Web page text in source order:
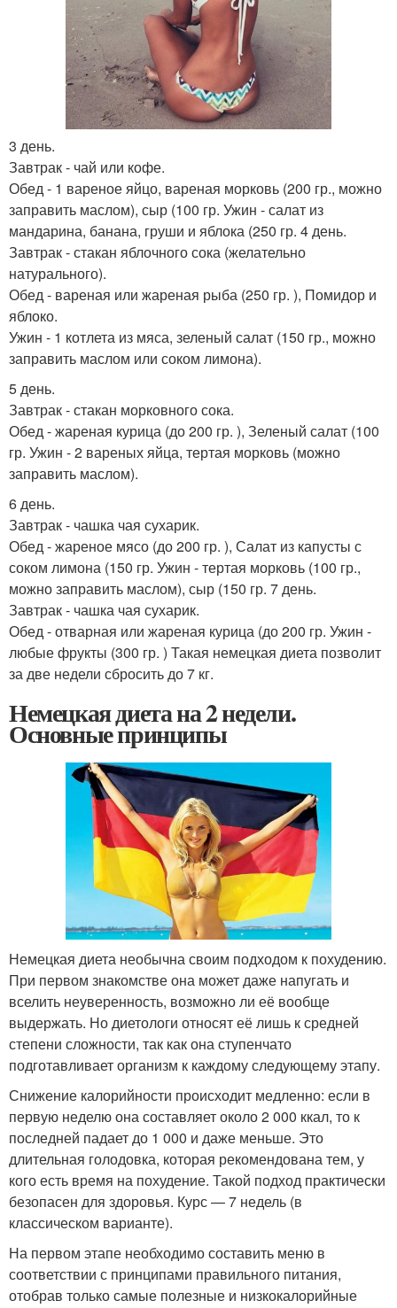
3 день.
Завтрак - чай или кофе.
Обед - 1 вареное яйцо, вареная морковь (200 гр., можно
заправить маслом), сыр (100 гр. Ужин - салат из
мандарина, банана, груши и яблока (250 гр. 4 день.
Завтрак - стакан яблочного сока (желательно
натурального).
Обед - вареная или жареная рыба (250 гр. ), Помидор и
яблоко.
Ужин - 1 котлета из мяса, зеленый салат (150 гр., можно
заправить маслом или соком лимона).
5 день.
Завтрак - стакан морковного сока.
Обед - жареная курица (до 200 гр. ), Зеленый салат (100
гр. Ужин - 2 вареных яйца, тертая морковь (можно
заправить маслом).
6 день.
Завтрак - чашка чая сухарик.
Обед - жареное мясо (до 200 гр. ), Салат из капусты с
соком лимона (150 гр. Ужин - тертая морковь (100 гр.,
можно заправить маслом), сыр (150 гр. 7 день.
Завтрак - чашка чая сухарик.
Обед - отварная или жареная курица (до 200 гр. Ужин -
любые фрукты (300 гр. ) Такая немецкая диета позволит
за две недели сбросить до 7 кг.
Немецкая диета на 2 недели.
Основные принципы
Немецкая диета необычна своим подходом к похудению.
При первом знакомстве она может даже напугать и
вселить неуверенность, возможно ли её вообще
выдержать. Но диетологи относят её лишь к средней
степени сложности, так как она ступенчато
подготавливает организм к каждому следующему этапу.
Снижение калорийности происходит медленно: если в
первую неделю она составляет около 2 000 ккал, то к
последней падает до 1 000 и даже меньше. Это
длительная голодовка, которая рекомендована тем, у
кого есть время на похудение. Такой подход практически
безопасен для здоровья. Курс — 7 недель (в
классическом варианте).
На первом этапе необходимо составить меню в
соответствии с принципами правильного питания,
отобрав только самые полезные и низкокалорийные